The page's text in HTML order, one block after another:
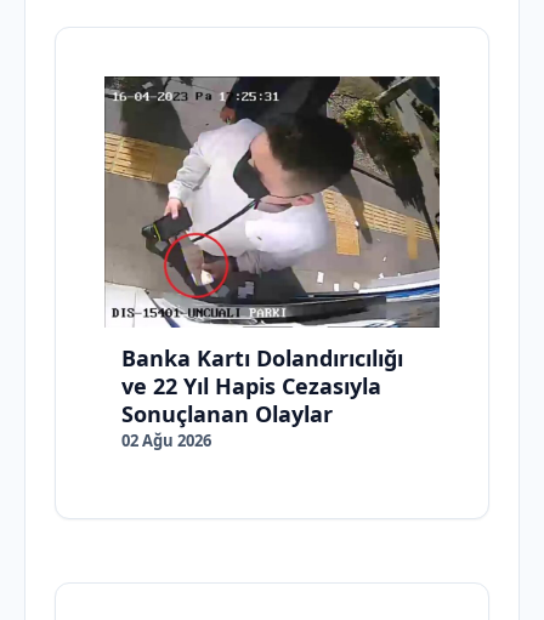
Banka Kartı Dolandırıcılığı
ve 22 Yıl Hapis Cezasıyla
Sonuçlanan Olaylar
02 Ağu 2026